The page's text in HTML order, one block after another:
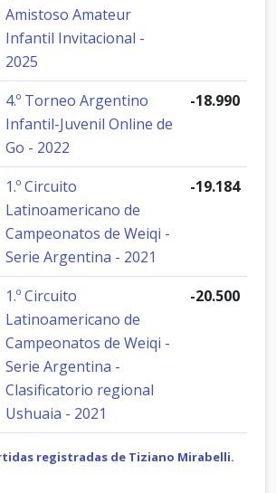
Amistoso Amateur
Infantil Invitacional -
2025
4.º Torneo Argentino
Infantil-Juvenil Online de
Go - 2022
-18.990
1.º Circuito
Latinoamericano de
Campeonatos de Weiqi -
Serie Argentina - 2021
-19.184
1.º Circuito
Latinoamericano de
Campeonatos de Weiqi -
Serie Argentina -
Clasificatorio regional
Ushuaia - 2021
-20.500
registradas de Tiziano Mirabelli.